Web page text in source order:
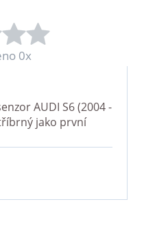
0x
AUDI S6 (2004 -
jako první